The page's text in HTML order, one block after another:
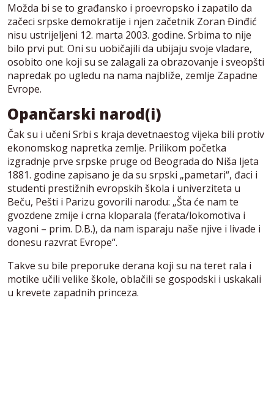
Možda bi se to građansko i proevropsko i zapatilo da
začeci srpske demokratije i njen začetnik Zoran Đinđić
nisu ustrijeljeni 12. marta 2003. godine. Srbima to nije
bilo prvi put. Oni su uobičajili da ubijaju svoje vladare,
osobito one koji su se zalagali za obrazovanje i sveopšti
napredak po ugledu na nama najbliže, zemlje Zapadne
Evrope.
Opančarski narod(i)
Čak su i učeni Srbi s kraja devetnaestog vijeka bili protiv
ekonomskog napretka zemlje. Prilikom početka
izgradnje prve srpske pruge od Beograda do Niša ljeta
1881. godine zapisano je da su srpski „pametari“, đaci i
studenti prestižnih evropskih škola i univerziteta u
Beču, Pešti i Parizu govorili narodu: „Šta će nam te
gvozdene zmije i crna kloparala (ferata/lokomotiva i
vagoni – prim. D.B.), da nam isparaju naše njive i livade i
donesu razvrat Evrope“.
Takve su bile preporuke derana koji su na teret rala i
motike učili velike škole, oblačili se gospodski i uskakali
u krevete zapadnih princeza.